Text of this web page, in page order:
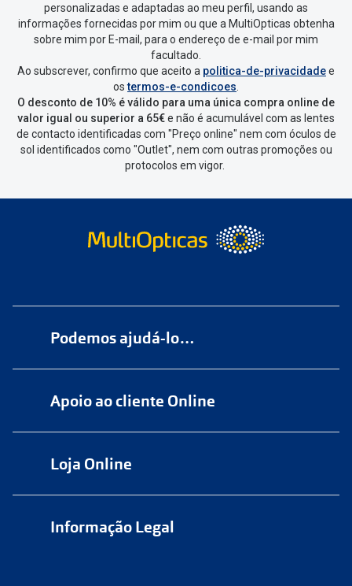
personalizadas e adaptadas ao meu perfil, usando as
informações fornecidas por mim ou que a MultiOpticas obtenha
sobre mim por E-mail, para o endereço de e-mail por mim
facultado.
Ao subscrever, confirmo que aceito a politica-de-privacidadee
ostermos-e-condicoes.
O desconto de 10% é válido para uma única compra online de
valor igual ou superior a 65€e não é acumulável com as lentes
de contacto identificadas com "Preço online" nem com óculos de
sol identificados como "Outlet", nem com outras promoções ou
protocolos em vigor.
Podemos ajudá-lo…
Apoio ao cliente Online
Loja Online
Informação Legal